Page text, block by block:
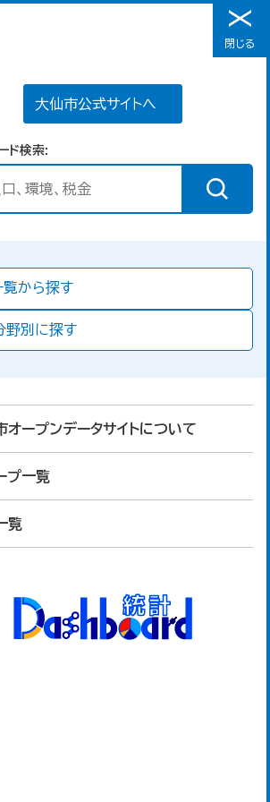
メニュー
大仙市公式サイトへ
ド検索
覧から探す
野別に探す
オープンデータサイトについて
プ一覧
覧
閉じる